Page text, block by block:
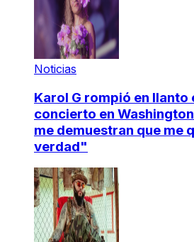
Noticias
Karol G rompió en llanto
concierto en
me demuestran que me
verdad"